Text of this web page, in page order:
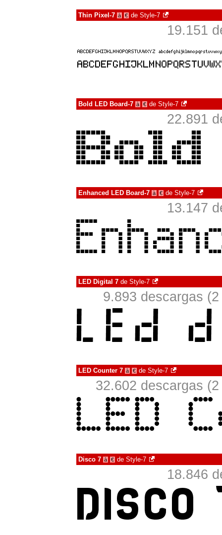
Thin Pixel-7 à € de Style-7
19.151
Bold LED Board-7 à € de Style-7
22.891
Enhanced LED Board-7 à € de Style-7
13.147
LED Digital 7 de Style-7
9.893 descargas
LED Counter 7 à € de Style-7
32.602 descargas
Disco 7 à € de Style-7
18.846